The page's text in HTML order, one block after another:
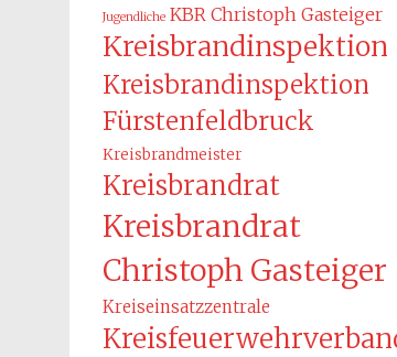
Jugendliche KBR Christoph Gasteiger
Kreisbrandinspektion
Kreisbrandinspektion
Fürstenfeldbruck
Kreisbrandmeister
Kreisbrandrat
Kreisbrandrat
Christoph Gasteiger
Kreiseinsatzzentrale